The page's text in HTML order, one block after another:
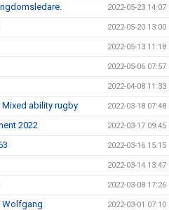
2022-05-23 14:07
2022-05-20 13:00
2022-05-13 11:18
2022-05-06 07:57
2022-04-08 11:33
ability rugby 2022-03-18 07:48
2022 2022-03-17 09:45
2022-03-16 15:15
2022-03-14 13:47
2022-03-08 17:26
Wolfgang 2022-03-01 07:10